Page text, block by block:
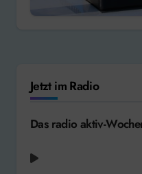
Jetzt im Radio
Das radio aktiv-